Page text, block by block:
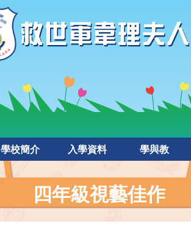
學校簡介 入學資料 學與教
四年級視藝佳作